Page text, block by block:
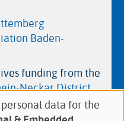
Baden-
funding from the
Neckar District
Health and
.
data for the